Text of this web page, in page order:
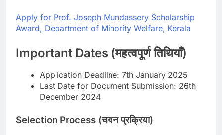
Apply for Prof. Joseph Mundassery Scholarship
Award, Department of Minority Welfare, Kerala
Important Dates (महत्वपूर्ण तिथियाँ)
Application Deadline: 7th January 2025
Last Date for Document Submission: 26th
December 2024
Selection Process (चयन प्रक्रिया)